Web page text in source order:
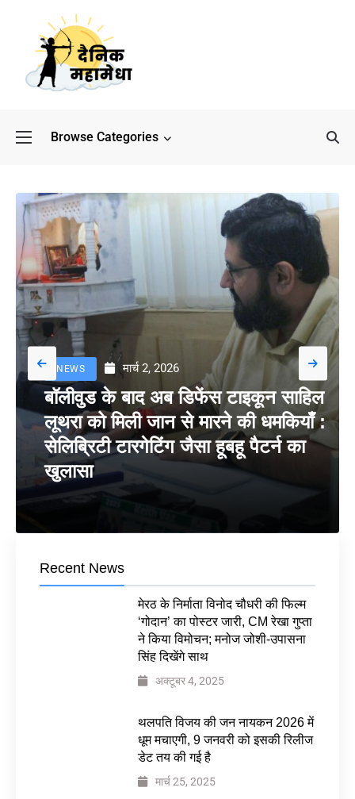
Browse Categories
NEWS मार्च 2, 2026
बॉलीवुड के बाद अब डिफेंस टाइकून साहिल
लूथरा को मिली जान से मारने की धमकियाँ :
सेलिब्रिटी टारगेटिंग जैसा हूबहू पैटर्न का
खुलासा
Recent News
मेरठ के निर्माता विनोद चौधरी की फिल्म
‘गोदान’ का पोस्टर जारी, CM रेखा गुप्ता
ने किया विमोचन; मनोज जोशी-उपासना
सिंह दिखेंगे साथ
अक्टूबर 4, 2025
थलपति विजय की जन नायकन 2026 में
धूम मचाएगी, 9 जनवरी को इसकी रिलीज
डेट तय की गई है
मार्च 25, 2025